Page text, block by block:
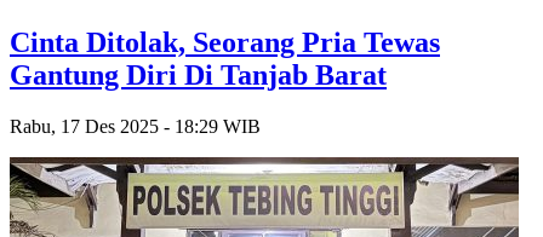
Cinta Ditolak, Seorang Pria Tewas
Gantung Diri Di Tanjab Barat
Rabu, 17 Des 2025 - 18:29 WIB